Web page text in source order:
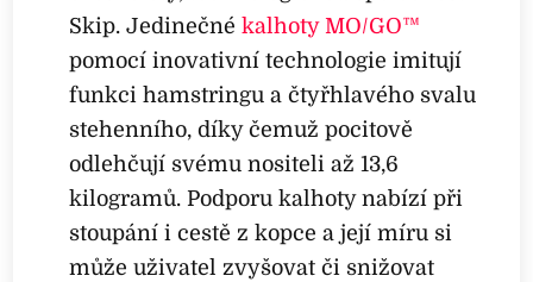
Skip. Jedinečnékalhoty MO/GO™
pomocí inovativní technologie imitují
funkci hamstringu a čtyřhlavého svalu
stehenního, díky čemuž pocitově
odlehčují svému nositeli až 13,6
kilogramů. Podporu kalhoty nabízí při
stoupání i cestě z kopce a její míru si
může uživatel zvyšovat či snižovat